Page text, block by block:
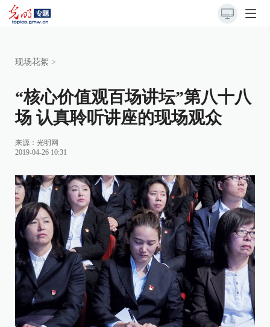
现场花絮 >
“核心价值观百场讲坛”第八十八
场 认真聆听讲座的现场观众
来源： 光明网
2019-04-26 10:31